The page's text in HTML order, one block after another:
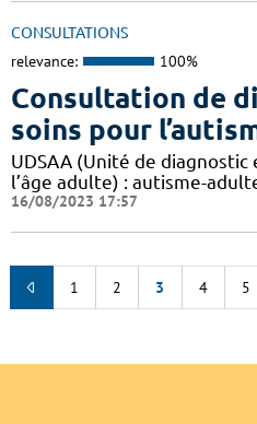
CONSULTATIONS
relevance: 100%
Consultation de
soins pour
UDSAA (Unité de diagnostic
l’âge adulte) : autisme-
16/08/2023 17:57
1 2 3 4 5